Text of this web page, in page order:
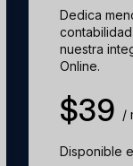
ⓘ
Dedica
nuestra
Online.
$39 /
Disponible